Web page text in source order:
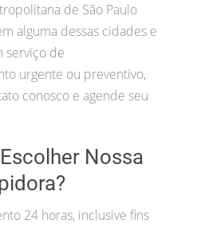
de São Paulo
alguma dessas cidades e
serviço de
urgente ou preventivo,
conosco e agende seu
Nossa
24 horas, inclusive fins